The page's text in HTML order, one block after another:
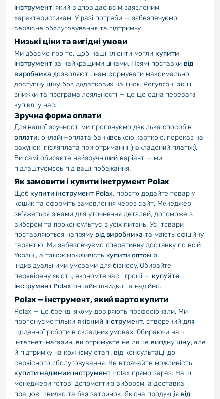
інструмент, який відповідає всім заявленим
характеристикам. У разі потреби — забезпечуємо
сервісне обслуговування та підтримку.
Низькі ціни та вигідні умови
Ми дбаємо про те, щоб наші клієнти могли купити
інструмент за найкращими цінами. Прямі поставки від
виробника дозволяють нам формувати максимально
доступну ціну без додаткових націнок. Регулярні акції,
знижки та програма лояльності — це ще одна перевага
купівлі у нас.
Зручна форма оплати
Для вашої зручності ми пропонуємо декілька способів
оплати: онлайн-оплата банківською карткою, переказ на
рахунок, післяплата при отриманні (накладений платіж).
Ви самі обираєте найзручніший варіант — ми
підлаштуємось під ваші побажання.
Як замовити і купити інструмент Polax
Щоб купити інструмент Polax, просто додайте товар у
кошик та оформіть замовлення через сайт. Менеджер
зв’яжеться з вами для уточнення деталей, допоможе з
вибором та проконсультує з усіх питань. Усі товари
поставляються напряму від виробника та мають офіційну
гарантію. Ми забезпечуємо оперативну доставку по всій
Україні, а також можливість купити оптом з
індивідуальними умовами для бізнесу. Обирайте
перевірену якість, економте час і гроші — купуйте
інструмент Polax онлайн швидко та надійно.
Polax — інструмент, який варто купити
Polax — це бренд, якому довіряють професіонали. Ми
пропонуємо тільки якісний інструмент, створений для
щоденної роботи в складних умовах. Обираючи наш
інтернет-магазин, ви отримуєте не лише вигідну ціну, але
й підтримку на кожному етапі: від консультації до
сервісного обслуговування. Не втрачайте можливість
купити надійний інструмент Polax прямо зараз. Наші
менеджери готові допомогти з вибором, а доставка
працює швидко та без затримок. Якісна продукція від